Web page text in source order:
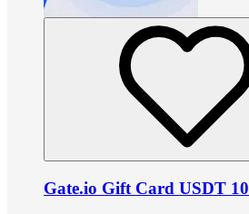
Gate.io Gift Card USDT